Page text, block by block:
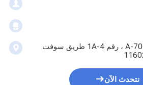
غرفة سوفت فيو سنتر A-705 ، رقم 1A-4 طريق سوفت
نتحدث الآن